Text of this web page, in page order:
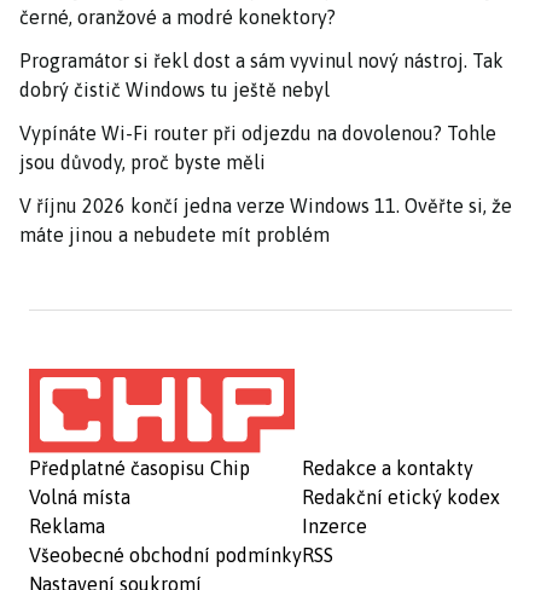
černé, oranžové a modré konektory?
Programátor si řekl dost a sám vyvinul nový nástroj. Tak
dobrý čistič Windows tu ještě nebyl
Vypínáte Wi-Fi router při odjezdu na dovolenou? Tohle
jsou důvody, proč byste měli
V říjnu 2026 končí jedna verze Windows 11. Ověřte si, že
máte jinou a nebudete mít problém
Předplatné časopisu Chip
Volná místa
Reklama
Všeobecné obchodní podmínky
Nastavení soukromí
Redakce a kontakty
Redakční etický kodex
Inzerce
RSS